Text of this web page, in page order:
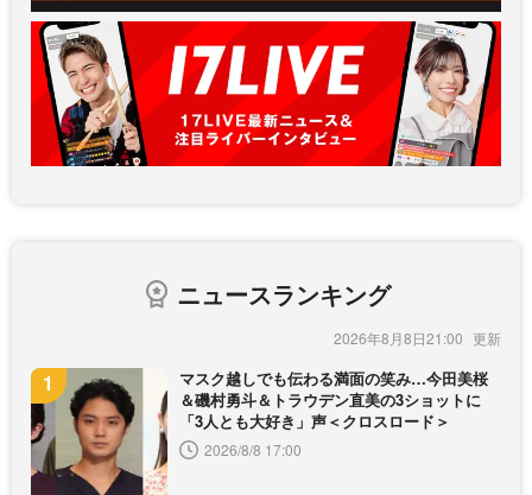
ニュースランキング
2026年8月8日21:00
マスク越しでも伝わる満面の笑み…今田美桜
＆磯村勇斗＆トラウデン直美の3ショットに
「3人とも大好き」声＜クロスロード＞
2026/8/8 17:00